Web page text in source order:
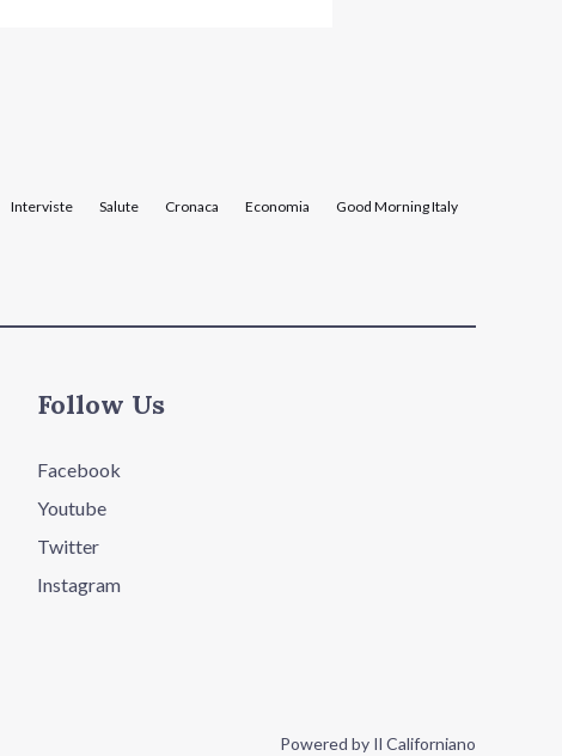
Interviste Salute Cronaca Economia Good Morning Italy
Follow Us
Facebook
Youtube
Twitter
Instagram
Powered by Il Californiano